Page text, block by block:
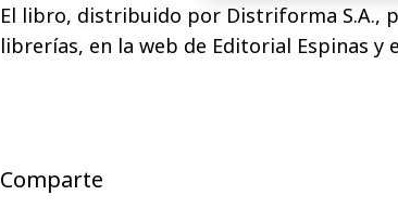
El libro, distribuido por Distriforma S.A.,
librerías, en la web de Editorial Espinas y
Comparte